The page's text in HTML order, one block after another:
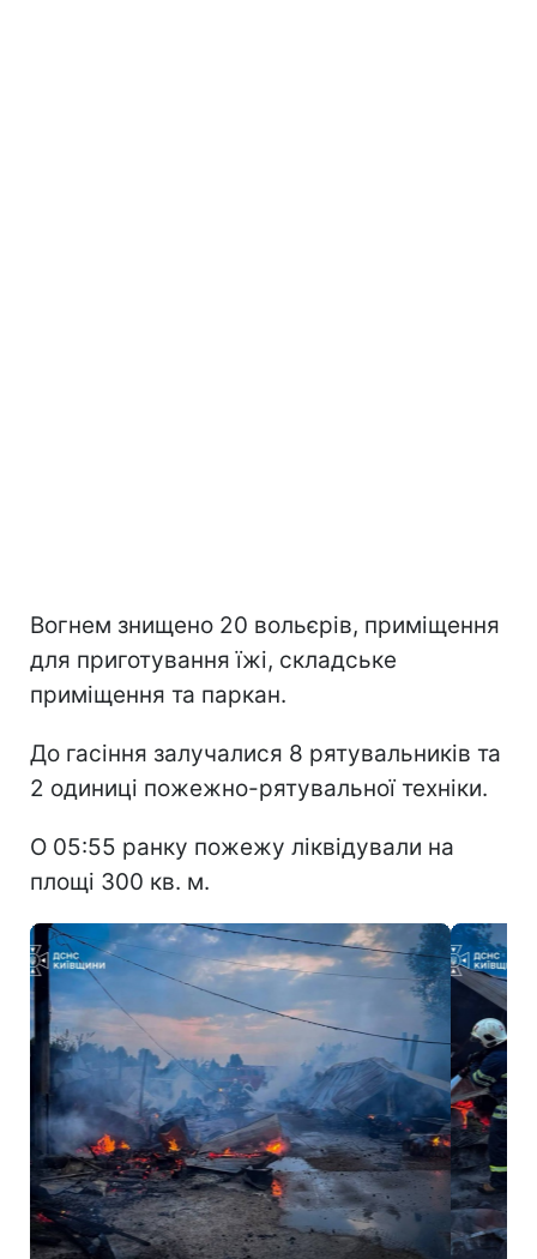
Вогнем знищено 20 вольєрів, приміщення
для приготування їжі, складське
приміщення та паркан.
До гасіння залучалися 8 рятувальників та
2 одиниці пожежно-рятувальної техніки.
О 05:55 ранку пожежу ліквідували на
площі 300 кв. м.